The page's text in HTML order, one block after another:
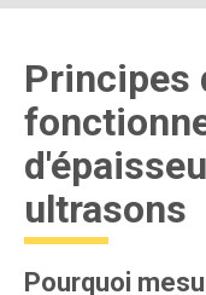
Principes
ultrasons
Pourquoi